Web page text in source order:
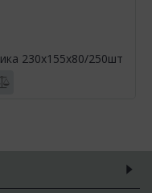
230х155х80/250шт